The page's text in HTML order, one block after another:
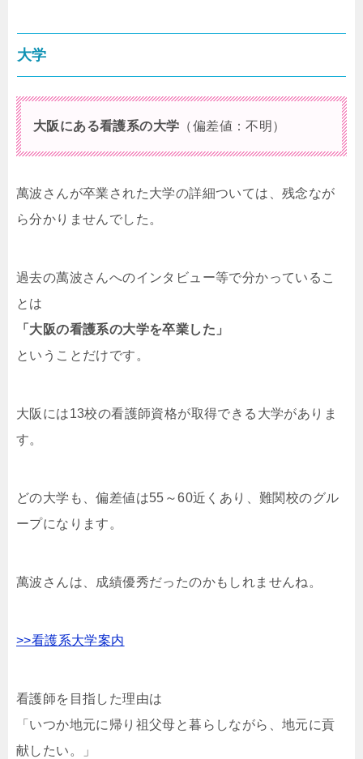
大学
大阪にある看護系の大学 （偏差値：不明）
萬波さんが卒業された大学の詳細ついては、残念なが
ら分かりませんでした。
過去の萬波さんへのインタビュー等で分かっているこ
とは
「大阪の看護系の大学を卒業した」
ということだけです。
大阪には13校の看護師資格が取得できる大学がありま
す。
どの大学も、偏差値は55～60近くあり、難関校のグル
ープになります。
萬波さんは、成績優秀だったのかもしれませんね。
>>看護系大学案内
看護師を目指した理由は
「いつか地元に帰り祖父母と暮らしながら、地元に貢
献したい。」